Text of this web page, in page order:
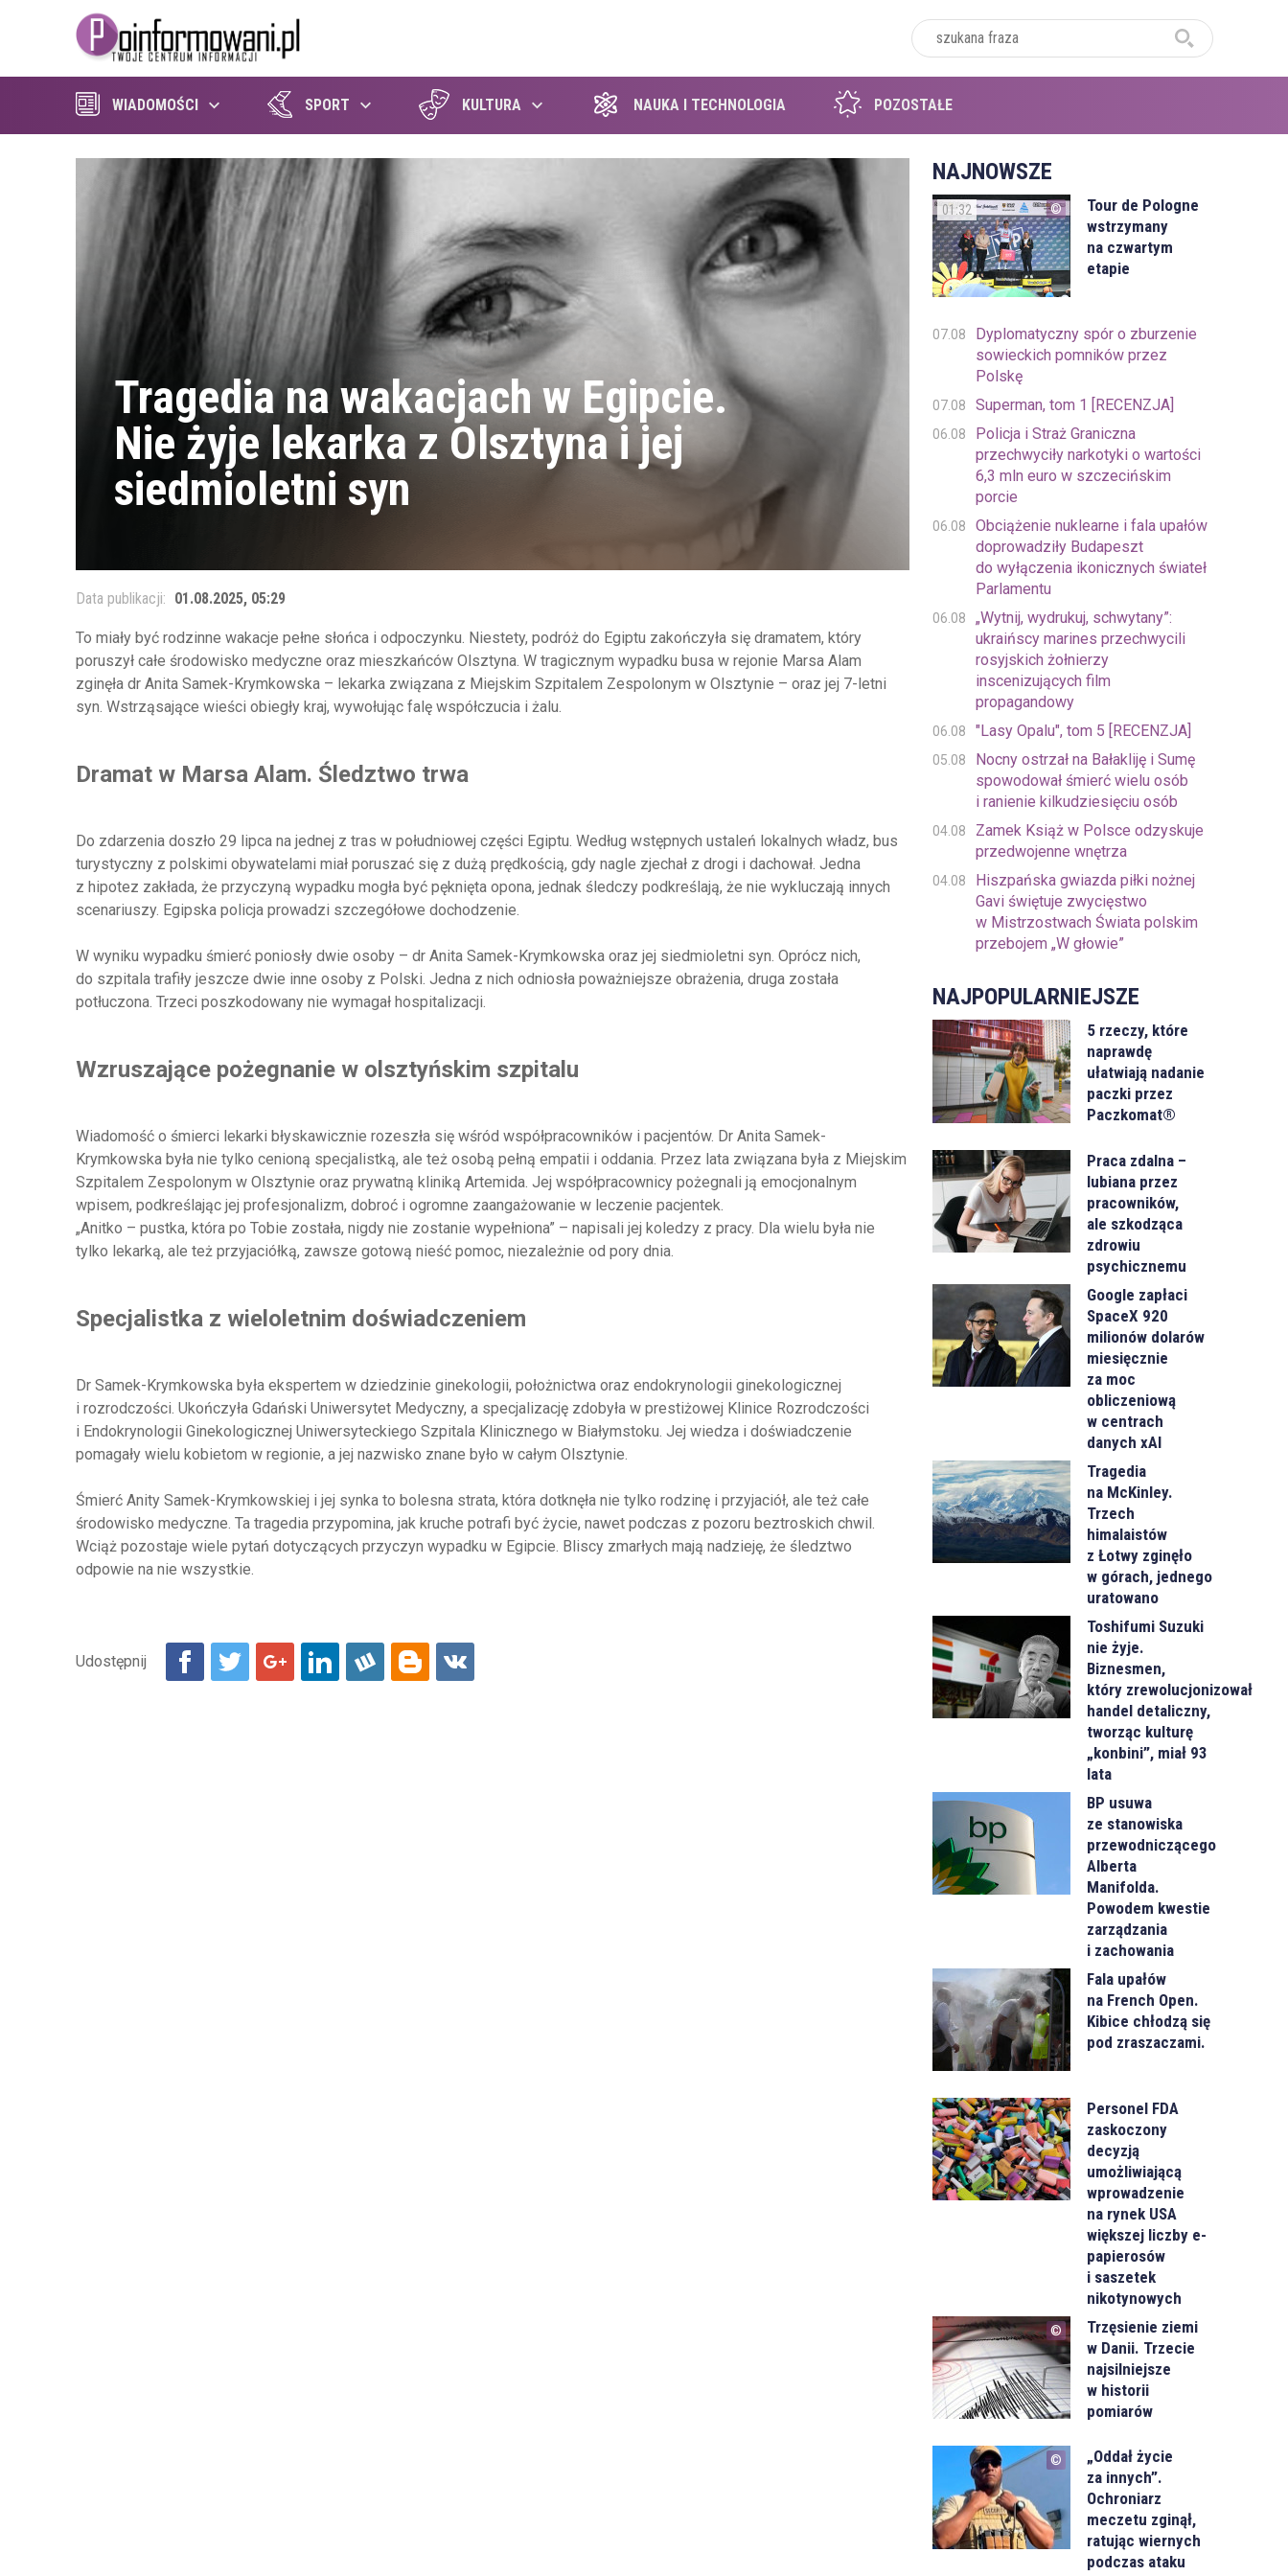
WIADOMOŚCI SPORT KULTURA NAUKA I TECHNOLOGIA POZOSTAŁE
Tragedia na wakacjach w Egipcie.
Nie żyje lekarka z Olsztyna i jej
siedmioletni syn
Data publikacji: 01.08.2025, 05:29
To miały być rodzinne wakacje pełne słońca i odpoczynku. Niestety, podróż do Egiptu zakończyła się dramatem, który
poruszył całe środowisko medyczne oraz mieszkańców Olsztyna. W tragicznym wypadku busa w rejonie Marsa Alam
zginęła dr Anita Samek-Krymkowska – lekarka związana z Miejskim Szpitalem Zespolonym w Olsztynie – oraz jej 7-letni
syn. Wstrząsające wieści obiegły kraj, wywołując falę współczucia i żalu.
Dramat w Marsa Alam. Śledztwo trwa
Do zdarzenia doszło 29 lipca na jednej z tras w południowej części Egiptu. Według wstępnych ustaleń lokalnych władz, bus
turystyczny z polskimi obywatelami miał poruszać się z dużą prędkością, gdy nagle zjechał z drogi i dachował. Jedna
z hipotez zakłada, że przyczyną wypadku mogła być pęknięta opona, jednak śledczy podkreślają, że nie wykluczają innych
scenariuszy. Egipska policja prowadzi szczegółowe dochodzenie.
W wyniku wypadku śmierć poniosły dwie osoby – dr Anita Samek-Krymkowska oraz jej siedmioletni syn. Oprócz nich,
do szpitala trafiły jeszcze dwie inne osoby z Polski. Jedna z nich odniosła poważniejsze obrażenia, druga została
potłuczona. Trzeci poszkodowany nie wymagał hospitalizacji.
Wzruszające pożegnanie w olsztyńskim szpitalu
Wiadomość o śmierci lekarki błyskawicznie rozeszła się wśród współpracowników i pacjentów. Dr Anita Samek-
Krymkowska była nie tylko cenioną specjalistką, ale też osobą pełną empatii i oddania. Przez lata związana była z Miejskim
Szpitalem Zespolonym w Olsztynie oraz prywatną kliniką Artemida. Jej współpracownicy pożegnali ją emocjonalnym
wpisem, podkreślając jej profesjonalizm, dobroć i ogromne zaangażowanie w leczenie pacjentek.
„Anitko – pustka, która po Tobie została, nigdy nie zostanie wypełniona” – napisali jej koledzy z pracy. Dla wielu była nie
tylko lekarką, ale też przyjaciółką, zawsze gotową nieść pomoc, niezależnie od pory dnia.
Specjalistka z wieloletnim doświadczeniem
Dr Samek-Krymkowska była ekspertem w dziedzinie ginekologii, położnictwa oraz endokrynologii ginekologicznej
i rozrodczości. Ukończyła Gdański Uniwersytet Medyczny, a specjalizację zdobyła w prestiżowej Klinice Rozrodczości
i Endokrynologii Ginekologicznej Uniwersyteckiego Szpitala Klinicznego w Białymstoku. Jej wiedza i doświadczenie
pomagały wielu kobietom w regionie, a jej nazwisko znane było w całym Olsztynie.
Śmierć Anity Samek-Krymkowskiej i jej synka to bolesna strata, która dotknęła nie tylko rodzinę i przyjaciół, ale też całe
środowisko medyczne. Ta tragedia przypomina, jak kruche potrafi być życie, nawet podczas z pozoru beztroskich chwil.
Wciąż pozostaje wiele pytań dotyczących przyczyn wypadku w Egipcie. Bliscy zmarłych mają nadzieję, że śledztwo
odpowie na nie wszystkie.
NAJNOWSZE
01:32
Tour de Pologne
wstrzymany
na czwartym
etapie
07.08
Dyplomatyczny spór o zburzenie
sowieckich pomników przez
Polskę
07.08 Superman, tom 1 [RECENZJA]
06.08
Policja i Straż Graniczna
przechwyciły narkotyki o wartości
6,3 mln euro w szczecińskim
porcie
06.08
Obciążenie nuklearne i fala upałów
doprowadziły Budapeszt
do wyłączenia ikonicznych świateł
Parlamentu
06.08
„Wytnij, wydrukuj, schwytany”:
ukraińscy marines przechwycili
rosyjskich żołnierzy
inscenizujących film
propagandowy
06.08 "Lasy Opalu", tom 5 [RECENZJA]
05.08
Nocny ostrzał na Bałakliję i Sumę
spowodował śmierć wielu osób
i ranienie kilkudziesięciu osób
04.08
Zamek Książ w Polsce odzyskuje
przedwojenne wnętrza
04.08
Hiszpańska gwiazda piłki nożnej
Gavi świętuje zwycięstwo
w Mistrzostwach Świata polskim
przebojem „W głowie”
NAJPOPULARNIEJSZE
5 rzeczy, które
naprawdę
ułatwiają nadanie
paczki przez
Paczkomat®
Praca zdalna –
lubiana przez
pracowników,
ale szkodząca
zdrowiu
psychicznemu
Google zapłaci
SpaceX 920
milionów dolarów
miesięcznie
za moc
obliczeniową
w centrach
danych xAI
Tragedia
na McKinley.
Trzech
himalaistów
z Łotwy zginęło
w górach, jednego
uratowano
Toshifumi Suzuki
nie żyje.
Biznesmen,
który zrewolucjonizował
handel detaliczny,
tworząc kulturę
„konbini”, miał 93
lata
BP usuwa
ze stanowiska
przewodniczącego
Alberta
Manifolda.
Powodem kwestie
zarządzania
i zachowania
Fala upałów
na French Open.
Kibice chłodzą się
pod zraszaczami.
Personel FDA
zaskoczony
decyzją
umożliwiającą
wprowadzenie
na rynek USA
większej liczby e-
papierosów
i saszetek
nikotynowych
Trzęsienie ziemi
w Danii. Trzecie
najsilniejsze
w historii
pomiarów
„Oddał życie
za innych”.
Ochroniarz
meczetu zginął,
ratując wiernych
podczas ataku